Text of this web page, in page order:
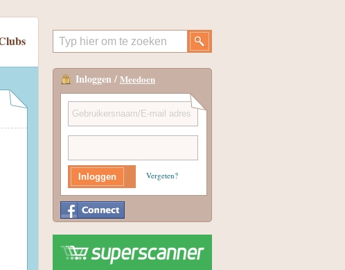
Inloggen / Meedoen
Vergeten?